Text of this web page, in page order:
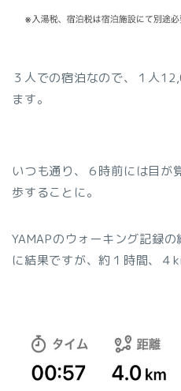
３人での宿泊なので、１人
ます。
いつも通り、６時前には目が
歩することに。
YAMAPのウォーキング記録
に結果ですが、約１時間、４